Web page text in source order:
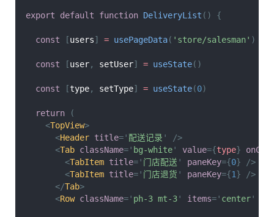
export default function DeliveryList ( ) {
const [users] = usePageData( 'store/salesman' )
const [user, setUser] = useState( )
const [type, setType] = useState(0)
return
(
<TopView>
<Header title='配送记录 '
/>
<Tab className=' bg-white' value={type}
<TabItem title=' 门店配送 ' paneKey={0}
/>
<TabItem title=' 门店退货 ' paneKey={1}
/>
</Tab>
<Row className=' ph-3 mt-3' items=' center'